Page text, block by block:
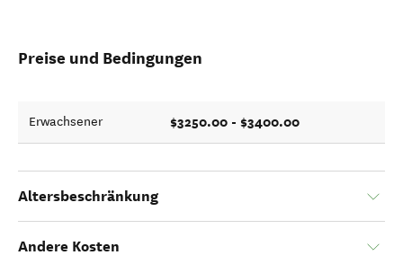
Preise und Bedingungen
Erwachsener $3250.00 - $3400.00
Altersbeschränkung
Andere Kosten